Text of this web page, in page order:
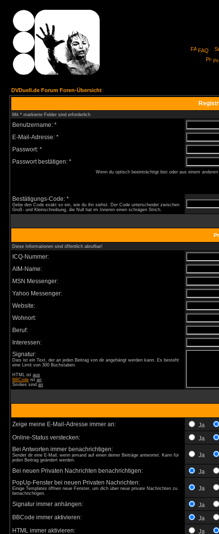
FAQ
DVDuell.de Forum Foren-Übersicht
Mit * markierte Felder sind erforderlich
Benutzername: *
E-Mail-Adresse: *
Passwort: *
Passwort bestätigen: *
Wenn du optisch beeinträchtigt bist oder aus einem
Bestätigungs-Code: *
Gebe den Code exakt so ein, wie du ihn siehst. Der Code unterscheidet zwischen
Groß- und Kleinschreibung, die Null hat im Inneren einen schrägen Strich.
Diese Informationen sind öffentlich abrufbar!
ICQ-Nummer:
AIM-Name:
MSN Messenger:
Yahoo Messenger:
Website:
Wohnort:
Beruf:
Interessen:
Signatur:
Dies ist ein Text, der an jeden Beitrag von dir angehängt werden kann. Es besteht
eine Limit von 300 Buchstaben.
HTML ist aus
BBCode ist an
Smilies sind an
Zeige meine E-Mail-Adresse immer an:
Ja
Online-Status verstecken:
Ja
Bei Antworten immer benachrichtigen:
Sendet dir eine E-Mail, wenn jemand auf einen deiner Beiträge antwortet. Kann für
jeden Beitrag geändert werden.
Ja
Bei neuen Privaten Nachrichten benachrichtigen:
Ja
PopUp-Fenster bei neuen Privaten Nachrichten:
Einige Templates öffnen neue Fenster, um dich über neue private Nachrichten zu
benachrichtigen.
Ja
Signatur immer anhängen:
Ja
BBCode immer aktivieren:
Ja
HTML immer aktivieren:
Ja